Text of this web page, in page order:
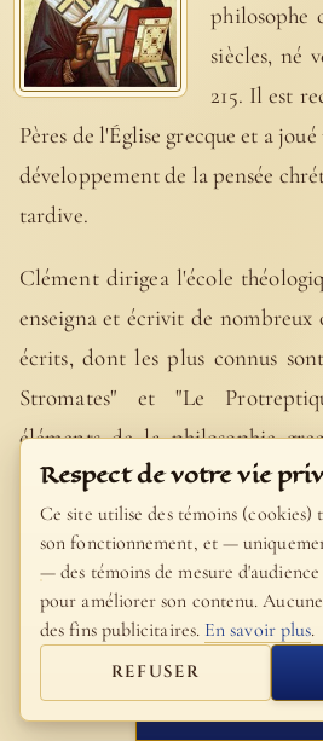
siècles, né
215. Il est
Pères de l'Église grecque et a
développement de la pensée
tardive.
Clément dirigea l'école
enseigna et écrivit de nombreux
écrits, dont les plus connus
Stromates" et "Le
éléments de la philosophie
chrétienne, cherchant à établir
et la raison.
Ses œuvres reflètent une
traditions philosophiques
engagement envers
chrétienne. Clément
Respect de votre vie
Ce site utilise des témoins (cookies)
son fonctionnement, et —
— des témoins de mesure
pour améliorer son contenu.
des fins publicitaires. En savoir plus.
REFUSER